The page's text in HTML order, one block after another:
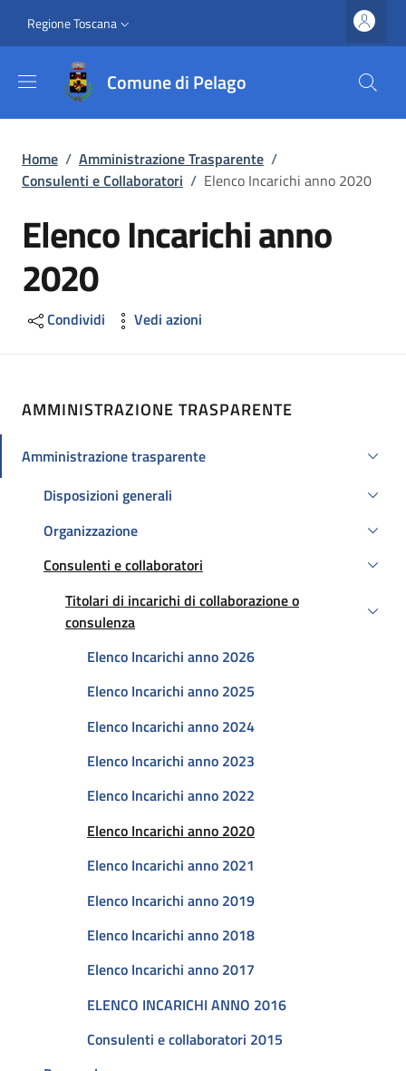
Slim top
Regione Toscana
Comune di Pelago
Briciole di pane
Home / Amministrazione Trasparente /
Consulenti e Collaboratori / Elenco Incarichi anno 2020
Elenco Incarichi anno
2020
Condividi Vedi azioni
AMMINISTRAZIONE TRASPARENTE
Amministrazione trasparente
Attivo
Disposizioni generali
Organizzazione
Consulenti e collaboratori
Attivo
Titolari di incarichi di collaborazione o
consulenza
Attivo
Elenco Incarichi anno 2026
Elenco Incarichi anno 2025
Elenco Incarichi anno 2024
Elenco Incarichi anno 2023
Elenco Incarichi anno 2022
Elenco Incarichi anno 2020
Elenco Incarichi anno 2021
Elenco Incarichi anno 2019
Elenco Incarichi anno 2018
Elenco Incarichi anno 2017
ELENCO INCARICHI ANNO 2016
Consulenti e collaboratori 2015